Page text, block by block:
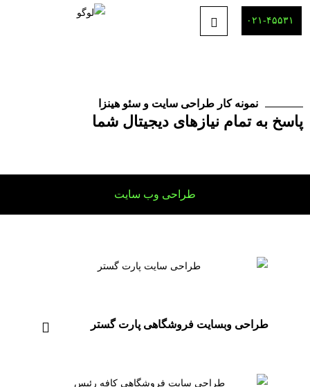
۰۲۱-۴۵۵۳۱
نمونه کار طراحی سایت و سئو هینزا
پاسخ به تمام نیازهای دیجیتال شما
طراحی وب سایت
طراحی وبسایت فروشگاهی پارت گستر